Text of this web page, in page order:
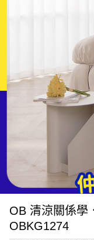
OB 清涼關係學
OBKG1274